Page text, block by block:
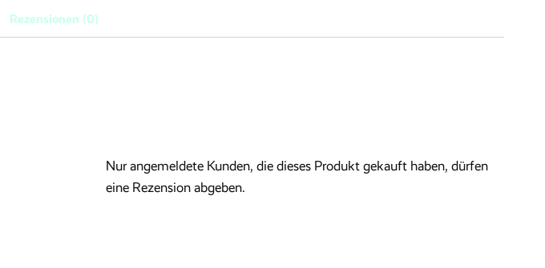
Rezensionen (0)
Nur angemeldete Kunden, die dieses Produkt gekauft haben, dürfen
eine Rezension abgeben.